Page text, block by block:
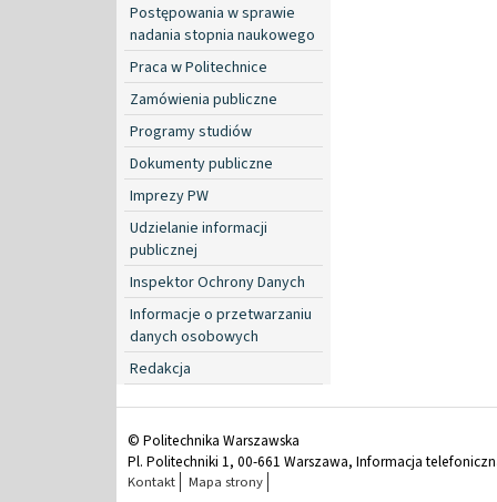
Postępowania w sprawie
nadania stopnia naukowego
Praca w Politechnice
Zamówienia publiczne
Programy studiów
Dokumenty publiczne
Imprezy PW
Udzielanie informacji
publicznej
Inspektor Ochrony Danych
Informacje o przetwarzaniu
danych osobowych
Redakcja
© Politechnika Warszawska
Pl. Politechniki 1, 00-661 Warszawa, Informacja
Kontakt Mapa strony